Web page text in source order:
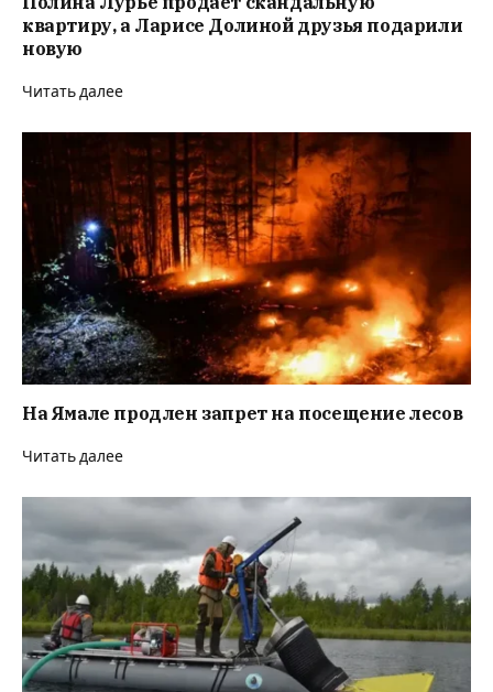
квартиру, а Ларисе Долиной друзья подарили
новую
Читать далее
На Ямале продлен запрет на посещение лесов
Читать далее